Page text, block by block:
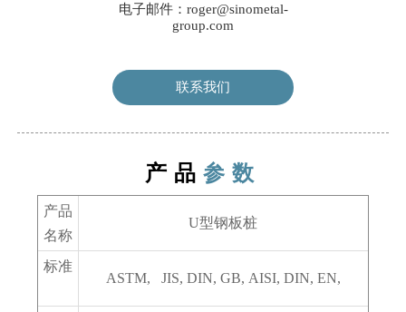
电子邮件：roger@sinometal-
group.com
联系我们
产品 参数
产品
名称
U型钢板桩
标准
ASTM, JIS, DIN, GB, AISI, DIN, EN,